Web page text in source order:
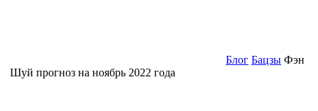
Блог Бацзы Фэн
Шуй прогноз на ноябрь 2022 года